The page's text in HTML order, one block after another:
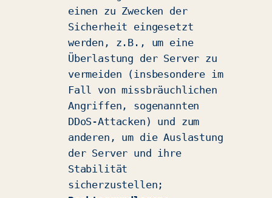
einen zu Zwecken der
Sicherheit eingesetzt
werden, z.B., um eine
Überlastung der Server zu
vermeiden (insbesondere im
Fall von missbräuchlichen
Angriffen, sogenannten
DDoS-Attacken) und zum
anderen, um die Auslastung
der Server und ihre
Stabilität
sicherzustellen;